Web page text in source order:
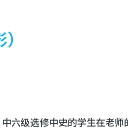
六级选修中史的学生在老